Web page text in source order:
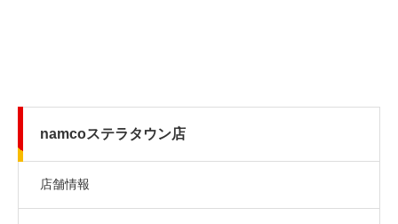
namcoステラタウン店
店舗情報